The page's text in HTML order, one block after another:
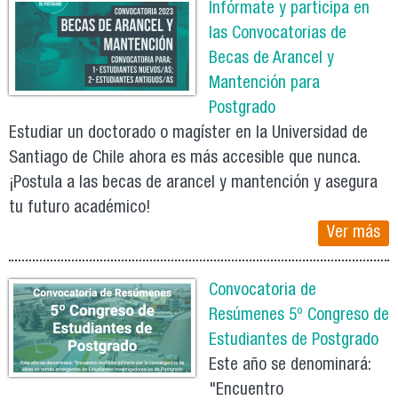
Infórmate y participa en
las Convocatorias de
Becas de Arancel y
Mantención para
Postgrado
Estudiar un doctorado o magíster en la Universidad de
Santiago de Chile ahora es más accesible que nunca.
¡Postula a las becas de arancel y mantención y asegura
tu futuro académico!
Ver más
Convocatoria de
Resúmenes 5º Congreso de
Estudiantes de Postgrado
Este año se denominará:
"Encuentro